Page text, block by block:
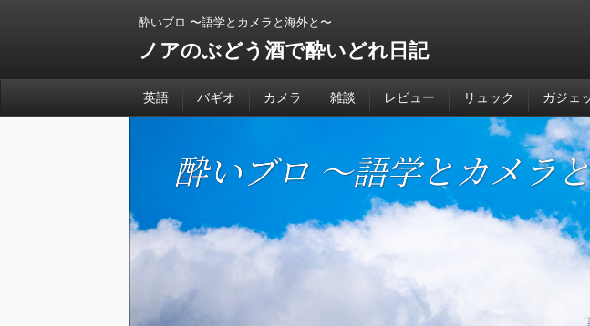
酔いブロ 〜語学とカメラと海外と〜
ノアのぶどう酒で酔いどれ日記
英語 バギオ カメラ 雑談 レビュー リュック ガジェ